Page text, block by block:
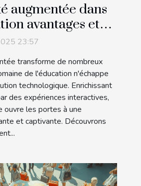
augmentée dans
avantages et
pratiques
23:57
transforme de nombreux
de l'éducation n'échappe
technologique. Enrichissant
des expériences interactives,
ouvre les portes à une
et captivante. Découvrons